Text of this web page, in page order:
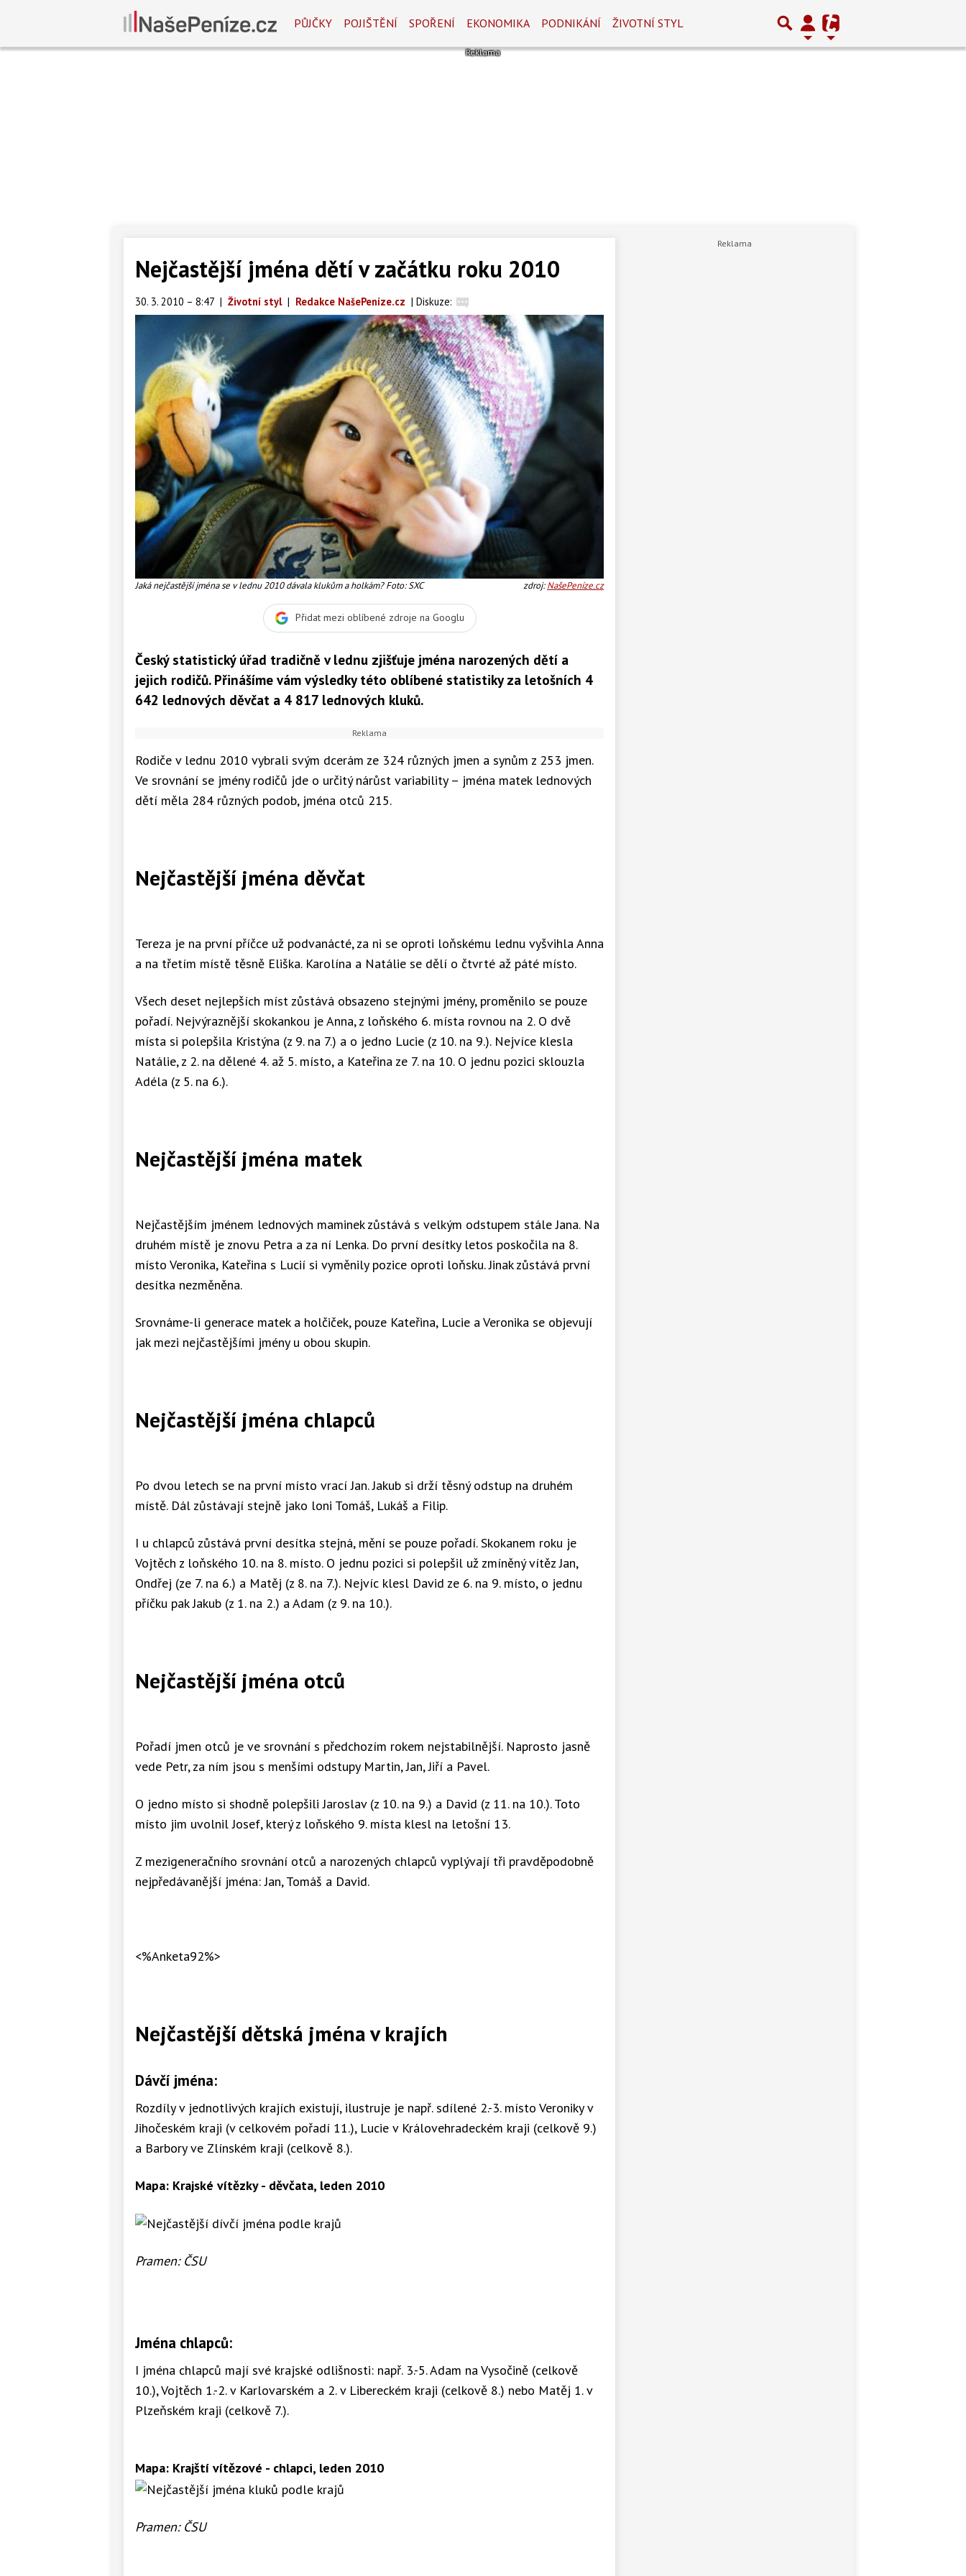
PŮJČKY POJIŠTĚNÍ SPOŘENÍ EKONOMIKA PODNIKÁNÍ ŽIVOTNÍ STYL
Nejčastější jména dětí v začátku roku 2010
30. 3. 2010 – 8:47 | Životní styl | Redakce NašePeníze.cz | Diskuze:
Jaká nejčastější jména se v lednu 2010 dávala klukům a holkám? Foto: SXC zdroj:NašePeníze.cz
Přidat mezi oblíbené zdroje na Googlu
Český statistický úřad tradičně v lednu zjišťuje jména narozených dětí a
jejich rodičů. Přinášíme vám výsledky této oblíbené statistiky za letošních 4
642 lednových děvčat a 4 817 lednových kluků.
Rodiče v lednu 2010 vybrali svým dcerám ze 324 různých jmen a synům z 253 jmen.
Ve srovnání se jmény rodičů jde o určitý nárůst variability – jména matek lednových
dětí měla 284 různých podob, jména otců 215.
Nejčastější jména děvčat
Tereza je na první příčce už podvanácté, za ni se oproti loňskému lednu vyšvihla Anna
a na třetím místě těsně Eliška. Karolína a Natálie se dělí o čtvrté až páté místo.
Všech deset nejlepších míst zůstává obsazeno stejnými jmény, proměnilo se pouze
pořadí. Nejvýraznější skokankou je Anna, z loňského 6. místa rovnou na 2. O dvě
místa si polepšila Kristýna (z 9. na 7.) a o jedno Lucie (z 10. na 9.). Nejvíce klesla
Natálie, z 2. na dělené 4. až 5. místo, a Kateřina ze 7. na 10. O jednu pozici sklouzla
Adéla (z 5. na 6.).
Nejčastější jména matek
Nejčastějším jménem lednových maminek zůstává s velkým odstupem stále Jana. Na
druhém místě je znovu Petra a za ní Lenka. Do první desítky letos poskočila na 8.
místo Veronika, Kateřina s Lucií si vyměnily pozice oproti loňsku. Jinak zůstává první
desítka nezměněna.
Srovnáme-li generace matek a holčiček, pouze Kateřina, Lucie a Veronika se objevují
jak mezi nejčastějšími jmény u obou skupin.
Nejčastější jména chlapců
Po dvou letech se na první místo vrací Jan. Jakub si drží těsný odstup na druhém
místě. Dál zůstávají stejně jako loni Tomáš, Lukáš a Filip.
I u chlapců zůstává první desítka stejná, mění se pouze pořadí. Skokanem roku je
Vojtěch z loňského 10. na 8. místo. O jednu pozici si polepšil už zmíněný vítěz Jan,
Ondřej (ze 7. na 6.) a Matěj (z 8. na 7.). Nejvíc klesl David ze 6. na 9. místo, o jednu
příčku pak Jakub (z 1. na 2.) a Adam (z 9. na 10.).
Nejčastější jména otců
Pořadí jmen otců je ve srovnání s předchozím rokem nejstabilnější. Naprosto jasně
vede Petr, za ním jsou s menšími odstupy Martin, Jan, Jiří a Pavel.
O jedno místo si shodně polepšili Jaroslav (z 10. na 9.) a David (z 11. na 10.). Toto
místo jim uvolnil Josef, který z loňského 9. místa klesl na letošní 13.
Z mezigeneračního srovnání otců a narozených chlapců vyplývají tři pravděpodobně
nejpředávanější jména: Jan, Tomáš a David.
<%Anketa92%>
Nejčastější dětská jména v krajích
Dávčí jména:
Rozdíly v jednotlivých krajích existují, ilustruje je např. sdílené 2.-3. místo Veroniky v
Jihočeském kraji (v celkovém pořadí 11.), Lucie v Královehradeckém kraji (celkově 9.)
a Barbory ve Zlínském kraji (celkově 8.).
Mapa: Krajské vítězky - děvčata, leden 2010
Pramen: ČSU
Jména chlapců:
I jména chlapců mají své krajské odlišnosti: např. 3.-5. Adam na Vysočině (celkově
10.), Vojtěch 1.-2. v Karlovarském a 2. v Libereckém kraji (celkově 8.) nebo Matěj 1. v
Plzeňském kraji (celkově 7.).
Mapa: Krajští vítězové - chlapci, leden 2010
Pramen: ČSU